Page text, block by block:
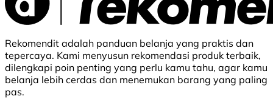
Rekomendit adalah panduan belanja yang praktis dan
tepercaya. Kami menyusun rekomendasi produk terbaik,
dilengkapi poin penting yang perlu kamu tahu, agar kamu
belanja lebih cerdas dan menemukan barang yang paling
pas.